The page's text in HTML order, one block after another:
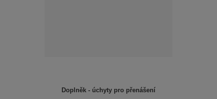
Doplněk - úchyty pro přenášení